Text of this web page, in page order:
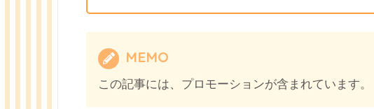
MEMO
この記事には、プロモーションが含まれています。